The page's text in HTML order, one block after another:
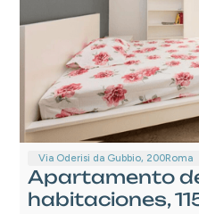
Via Oderisi da Gubbio, 200Roma
Apartamento
habitaciones,